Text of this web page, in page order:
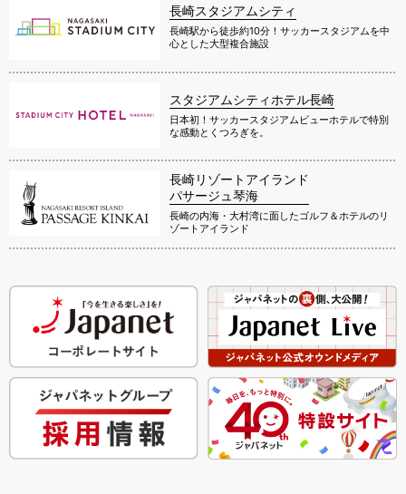
長崎スタジアムシティ
長崎駅から徒歩約10分！サッカースタジアムを中
心とした大型複合施設
スタジアムシティホテル長崎
日本初！サッカースタジアムビューホテルで特別
な感動とくつろぎを。
長崎リゾートアイランド
パサージュ琴海
長崎の内海・大村湾に面したゴルフ＆ホテルのリ
ゾートアイランド